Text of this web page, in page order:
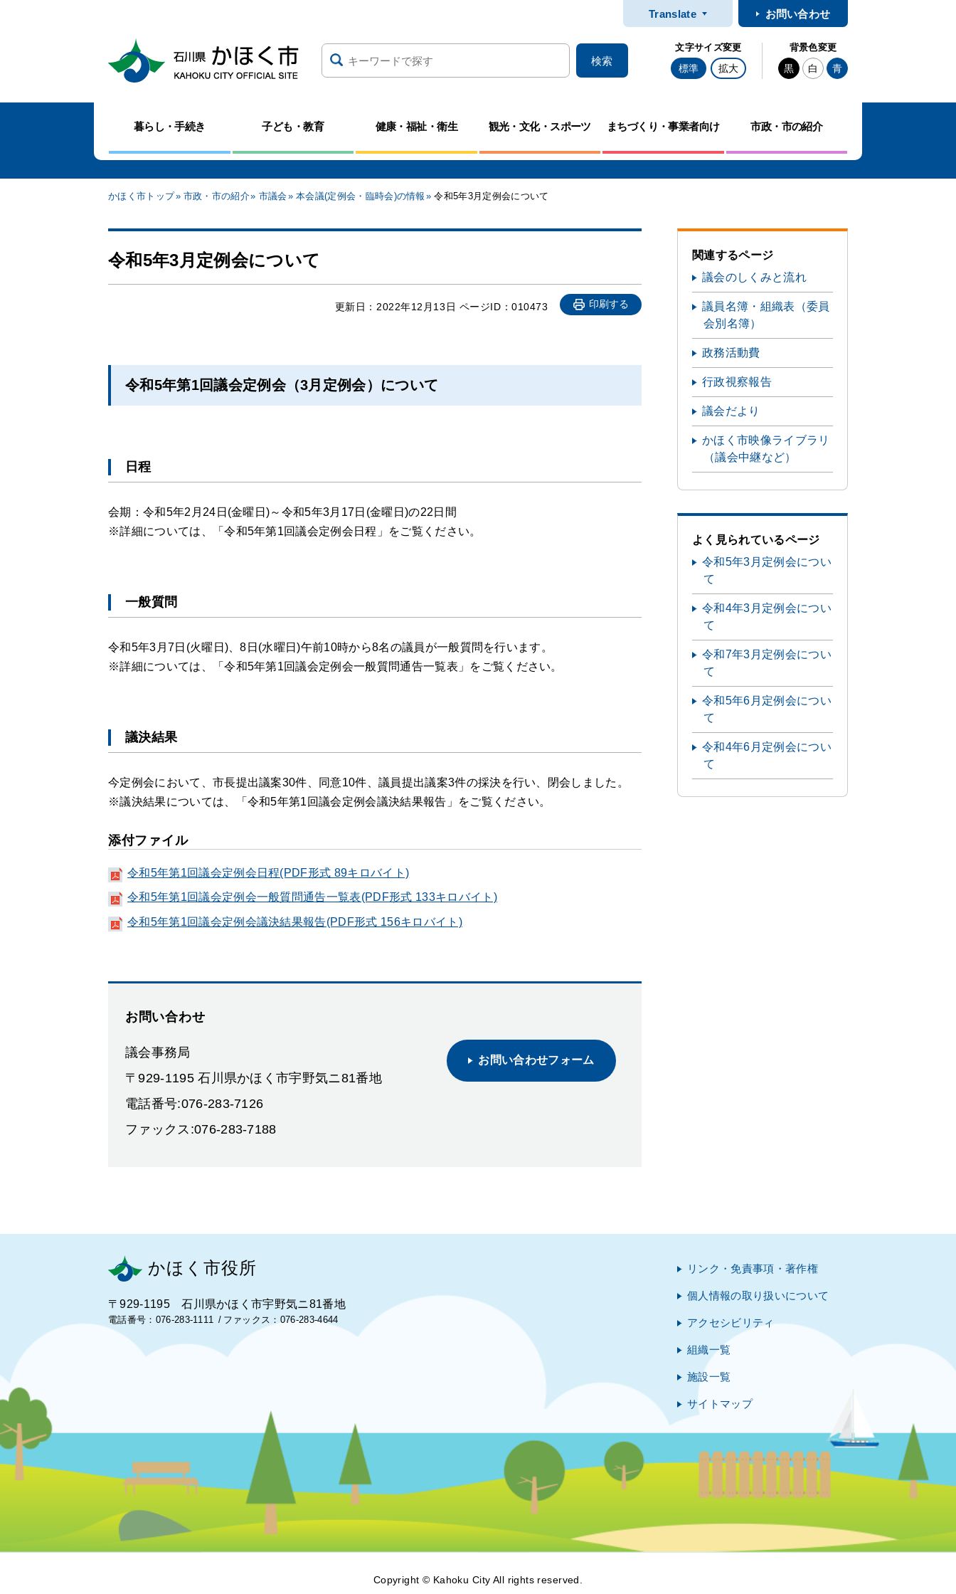
Translate
お問い合わせ
検索
文字サイズ変更
標準 拡大
背景色変更
黒 白 青
暮らし・手続き 子ども・教育 健康・福祉・衛生 観光・文化・スポーツ まちづくり・事業者向け 市政・市の紹介
かほく市トップ 市政・市の紹介 市議会 本会議(定例会・臨時会)の情報 令和5年3月定例会について
令和5年3月定例会について
更新日： 2022年12月13日 ページID：010473 印刷する
令和5年第1回議会定例会（3月定例会）について
日程
会期：令和5年2月24日(金曜日)～令和5年3月17日(金曜日)の22日間
※詳細については、「令和5年第1回議会定例会日程」をご覧ください。
一般質問
令和5年3月7日(火曜日)、8日(水曜日)午前10時から8名の議員が一般質問を行います。
※詳細については、「令和5年第1回議会定例会一般質問通告一覧表」をご覧ください。
議決結果
今定例会において、市長提出議案30件、同意10件、議員提出議案3件の採決を行い、閉会しました。
※議決結果については、「令和5年第1回議会定例会議決結果報告」をご覧ください。
添付ファイル
令和5年第1回議会定例会日程(PDF形式 89キロバイト)
令和5年第1回議会定例会一般質問通告一覧表(PDF形式 133キロバイト)
令和5年第1回議会定例会議決結果報告(PDF形式 156キロバイト)
お問い合わせ
議会事務局
〒929-1195 石川県かほく市宇野気ニ81番地
電話番号:076-283-7126
ファックス:076-283-7188
お問い合わせフォーム
関連するページ
議会のしくみと流れ
議員名簿・組織表（委員
会別名簿）
政務活動費
行政視察報告
議会だより
かほく市映像ライブラリ
（議会中継など）
よく見られているページ
令和5年3月定例会につい
て
令和4年3月定例会につい
て
令和7年3月定例会につい
て
令和5年6月定例会につい
て
令和4年6月定例会につい
て
かほく市役所
〒929-1195 石川県かほく市宇野気ニ81番地
電話番号：076-283-1111 ファックス：076-283-4644
リンク・免責事項・著作権
個人情報の取り扱いについて
アクセシビリティ
組織一覧
施設一覧
サイトマップ
Copyright © Kahoku City All rights reserved.